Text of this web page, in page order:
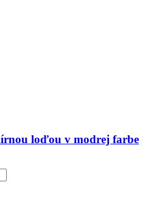
loďou v modrej farbe